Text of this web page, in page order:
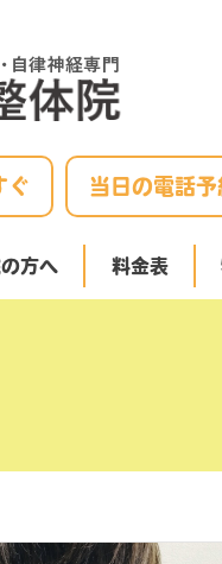
ぐ 当日の電話
方へ 料金表
の方